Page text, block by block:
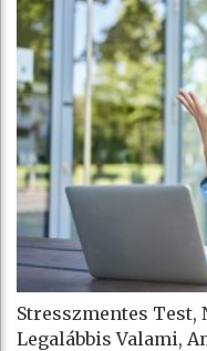
Stresszmentes Test,
Legalábbis Valami,